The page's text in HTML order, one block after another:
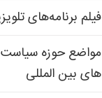
فیلم برنامه‌های
مواضع حوزه
های بین المللی